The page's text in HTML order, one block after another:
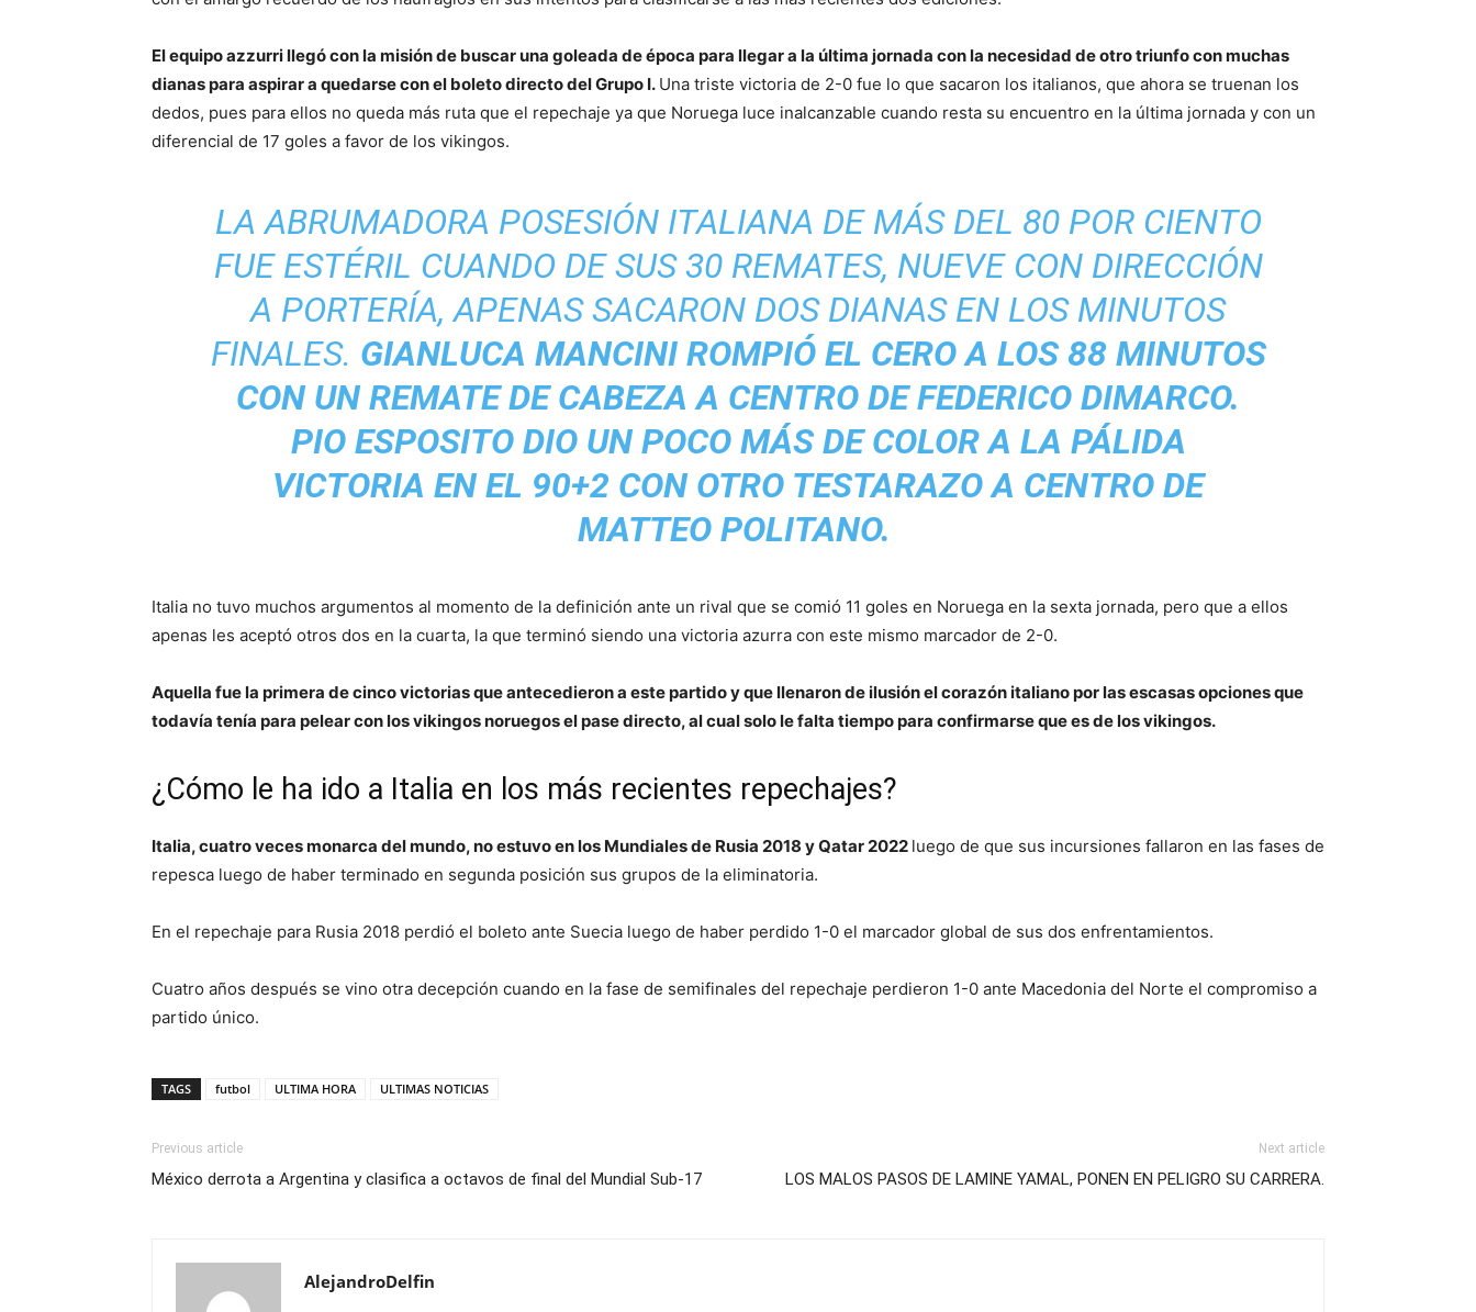
El equipo azzurri llegó con la misión de buscar una goleada de época para llegar a la última jornada con la necesidad de otro triunfo con muchas
dianas para aspirar a quedarse con el boleto directo del Grupo I. Una triste victoria de 2-0 fue lo que sacaron los italianos, que ahora se truenan los
dedos, pues para ellos no queda más ruta que el repechaje ya que Noruega luce inalcanzable cuando resta su encuentro en la última jornada y con un
diferencial de 17 goles a favor de los vikingos.
LA ABRUMADORA POSESIÓN ITALIANA DE MÁS DEL 80 POR CIENTO
FUE ESTÉRIL CUANDO DE SUS 30 REMATES, NUEVE CON DIRECCIÓN
A PORTERÍA, APENAS SACARON DOS DIANAS EN LOS MINUTOS
FINALES. GIANLUCA MANCINI ROMPIÓ EL CERO A LOS 88 MINUTOS
CON UN REMATE DE CABEZA A CENTRO DE FEDERICO DIMARCO.
PIO ESPOSITO DIO UN POCO MÁS DE COLOR A LA PÁLIDA
VICTORIA EN EL 90+2 CON OTRO TESTARAZO A CENTRO DE
MATTEO POLITANO.
Italia no tuvo muchos argumentos al momento de la definición ante un rival que se comió 11 goles en Noruega en la sexta jornada, pero que a ellos
apenas les aceptó otros dos en la cuarta, la que terminó siendo una victoria azurra con este mismo marcador de 2-0.
Aquella fue la primera de cinco victorias que antecedieron a este partido y que llenaron de ilusión el corazón italiano por las escasas opciones que
todavía tenía para pelear con los vikingos noruegos el pase directo, al cual solo le falta tiempo para confirmarse que es de los vikingos.
¿Cómo le ha ido a Italia en los más recientes repechajes?
Italia, cuatro veces monarca del mundo, no estuvo en los Mundiales de Rusia 2018 y Qatar 2022 luego de que sus incursiones fallaron en las fases de
repesca luego de haber terminado en segunda posición sus grupos de la eliminatoria.
En el repechaje para Rusia 2018 perdió el boleto ante Suecia luego de haber perdido 1-0 el marcador global de sus dos enfrentamientos.
Cuatro años después se vino otra decepción cuando en la fase de semifinales del repechaje perdieron 1-0 ante Macedonia del Norte el compromiso a
partido único.
TAGS futbol ULTIMA HORA ULTIMAS NOTICIAS
Previous article
México derrota a Argentina y clasifica a octavos de final del Mundial Sub-17
Next article
LOS MALOS PASOS DE LAMINE YAMAL, PONEN EN PELIGRO SU CARRERA.
AlejandroDelfin